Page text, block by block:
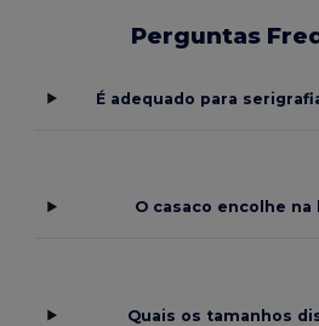
Perguntas
É adequado para
O casaco encolhe na
Quais os tamanhos